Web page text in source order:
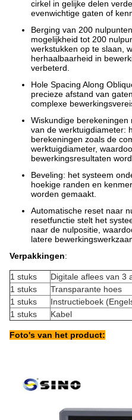
cirkel in gelijke delen
evenwichtige gaten of
Berging van 200
mogelijkheid tot 200
werkstukken op te slaan,
herhaalbaarheid in
verbeterd.
Hole Spacing Along
precieze afstand van
complexe
Wiskundige
van de werktuigdiameter:
berekeningen zoals de
werktuigdiameter,
bewerkingsresultaten
Beveling: het systeem
hoekige randen en
worden gemaakt.
Automatische reset naar
resetfunctie stelt het
naar de nulpositie,
latere
Verpakkingen:
1 stuks
Digitale aflees van 3
1 stuks
Transparante hoes
1 stuks
Instructieboek
1 stuks
Kabel
Foto's van het product: